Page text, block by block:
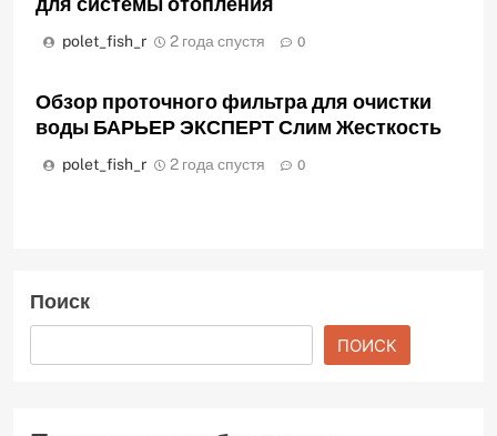
polet_fish_r 2 года спустя 0
Обзор проточного фильтра для очистки
воды БАРЬЕР ЭКСПЕРТ Слим Жесткость
polet_fish_r 2 года спустя 0
Поиск
ПОИСК